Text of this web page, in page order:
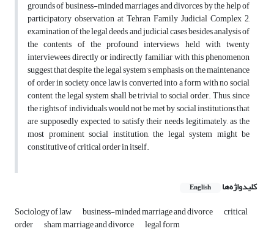
grounds of business-minded marriages and divorces by the help of
participatory observation at Tehran Family Judicial Complex 2,
examination of the legal deeds and judicial cases besides analysis of
the contents of the profound interviews held with twenty
interviewees directly or indirectly familiar with this phenomenon
suggest that despite the legal system’s emphasis on the maintenance
of order in society, once law is converted into a form with no social
content, the legal system shall be trivial to social order. Thus, since
the rights of individuals would not be met by social institutions that
are supposedly expected to satisfy their needs legitimately, as the
most prominent social institution, the legal system might be
constitutive of critical order in itself.
کلیدواژه‌ها English
Sociology of law business-minded marriage and divorce critical
order sham marriage and divorce legal form